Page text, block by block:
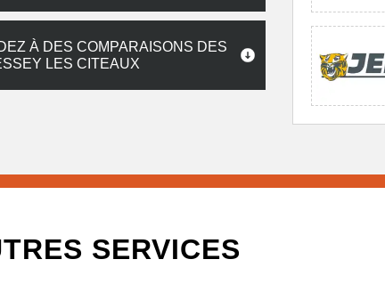
À DES COMPARAISONS DES
LES CITEAUX
SERVICES